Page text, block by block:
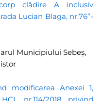
clădire A inclusiv
Lucian Blaga, nr.76”-
Municipiului Sebeș,
modificarea Anexei 1,